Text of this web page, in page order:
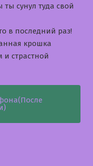
ты сунул туда свой
в последний раз!
крошка
и страстной